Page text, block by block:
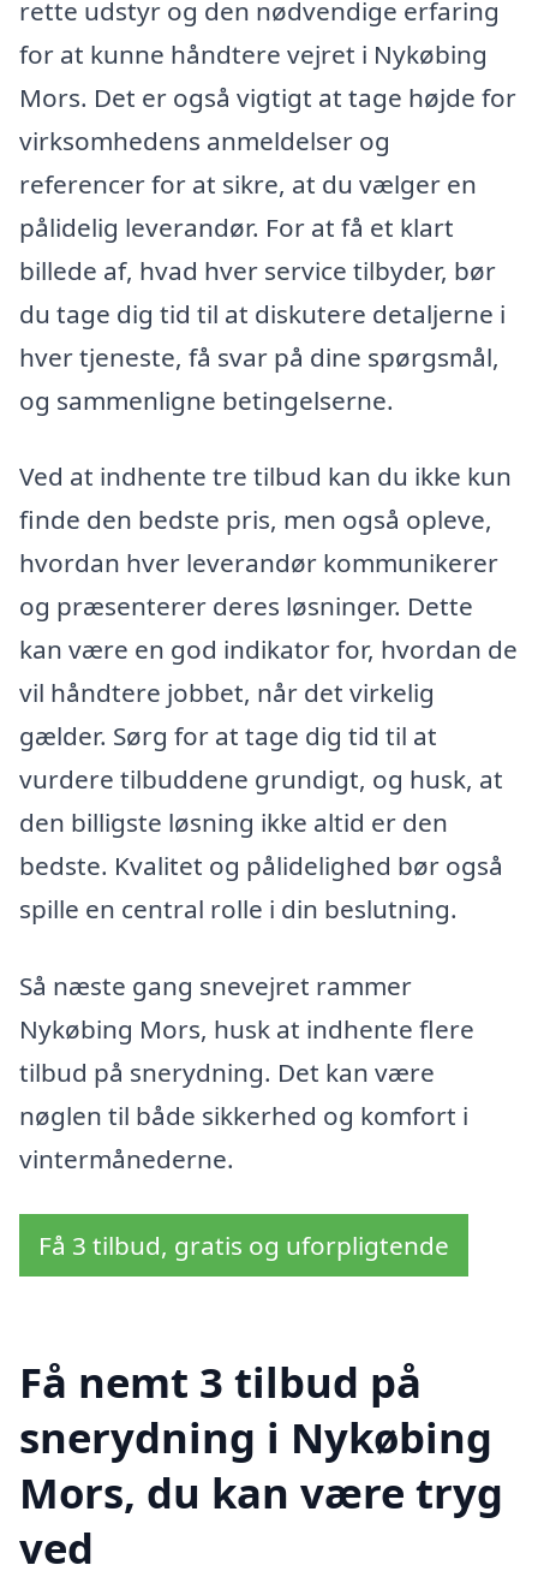
rette udstyr og den nødvendige erfaring
for at kunne håndtere vejret i Nykøbing
Mors. Det er også vigtigt at tage højde for
virksomhedens anmeldelser og
referencer for at sikre, at du vælger en
pålidelig leverandør. For at få et klart
billede af, hvad hver service tilbyder, bør
du tage dig tid til at diskutere detaljerne i
hver tjeneste, få svar på dine spørgsmål,
og sammenligne betingelserne.
Ved at indhente tre tilbud kan du ikke kun
finde den bedste pris, men også opleve,
hvordan hver leverandør kommunikerer
og præsenterer deres løsninger. Dette
kan være en god indikator for, hvordan de
vil håndtere jobbet, når det virkelig
gælder. Sørg for at tage dig tid til at
vurdere tilbuddene grundigt, og husk, at
den billigste løsning ikke altid er den
bedste. Kvalitet og pålidelighed bør også
spille en central rolle i din beslutning.
Så næste gang snevejret rammer
Nykøbing Mors, husk at indhente flere
tilbud på snerydning. Det kan være
nøglen til både sikkerhed og komfort i
vintermånederne.
Få 3 tilbud, gratis og uforpligtende
Få nemt 3 tilbud på
snerydning i Nykøbing
Mors, du kan være tryg
ved